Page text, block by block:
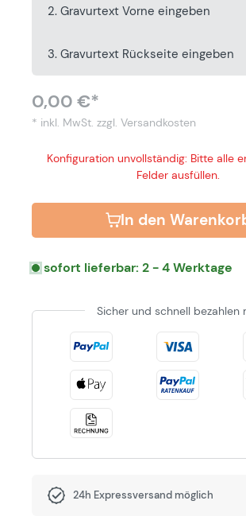
2. Gravurtext Vorne eingeben
3. Gravurtext Rückseite eingeben
0,00 €*
* inkl. MwSt. zzgl. Versandkosten
Konfiguration unvollständig: Bitte alle
Felder ausfüllen.
In den
sofort lieferbar: 2 - 4 Werktage
Sicher und schnell bezahlen
24h Expressversand möglich